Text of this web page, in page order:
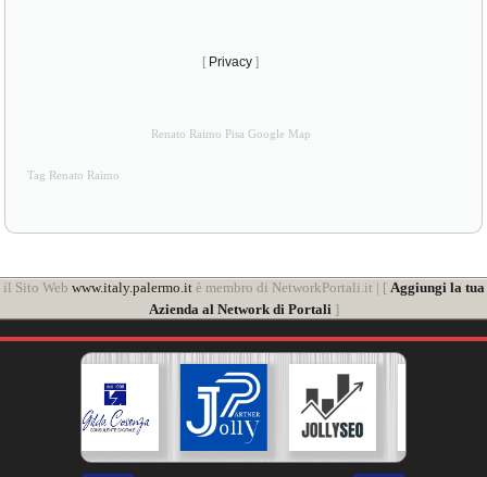
[ Privacy ]
Renato Raimo Pisa Google Map
Tag Renato Raimo
il Sito Web www.italy.palermo.itè membro di NetworkPortali.it | [ Aggiungi la tua
Azienda al Network di Portali]